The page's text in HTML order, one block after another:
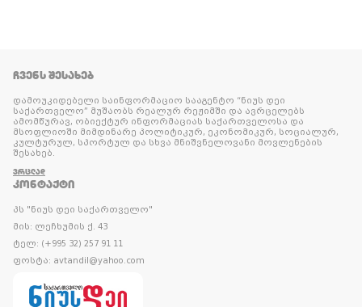
ᲩᲕᲔᲜᲡ ᲨᲔᲡᲐᲮᲔᲑ
დამოუკიდებელი საინფორმაციო სააგენტო “ნიუს დეი
საქართველო” მუშაობს რეალურ რეჟიმში და ავრცელებს
ამომწურავ, ობიექტურ ინფორმაციას საქართველოსა და
მსოფლიოში მიმდინარე პოლიტიკურ, ეკონომიკურ, სოციალურ,
კულტურულ, სპორტულ და სხვა მნიშვნელოვანი მოვლენების
შესახებ.
ᲕᲠᲪᲚᲐᲓ
ᲙᲝᲜᲢᲐᲥᲢᲘ
პს "ნიუს დეი საქართველო"
მის: ლეჩხუმის ქ. 43
ტელ: (+995 32) 257 91 11
ფოსტა: avtandil@yahoo.com